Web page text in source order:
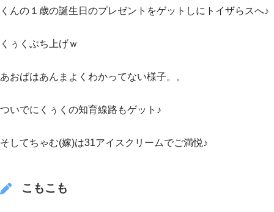
くんの１歳の誕生日のプレゼントをゲットしにトイザらスへ♪
くぅくぶち上げｗ
あおばはあんまよくわかってない様子。。
ついでにくぅくの知育線路もゲット♪
そしてちゃむ(嫁)は31アイスクリームでご満悦♪
こもこも